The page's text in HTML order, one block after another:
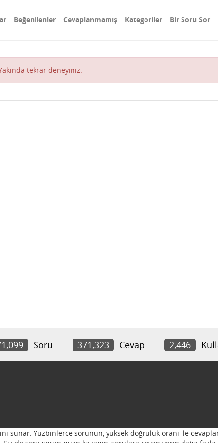
Beğenilenler Cevaplanmamış Kategoriler Bir Soru Sor
tekrar deneyiniz.
Soru 371,323 Cevap 2,446
sunar. Yüzbinlerce sorunun, yüksek doğruluk oranı ile